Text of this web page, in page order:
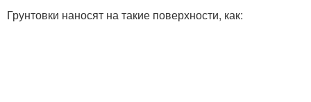
Грунтовки наносят на такие поверхности, как: